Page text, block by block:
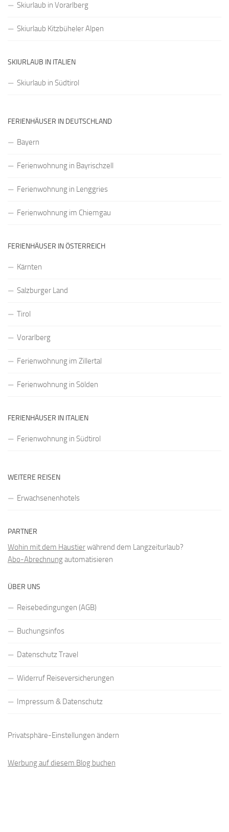
Skiurlaub in Vorarlberg
Skiurlaub Kitzbüheler Alpen
SKIURLAUB IN ITALIEN
Skiurlaub in Südtirol
FERIENHÄUSER IN DEUTSCHLAND
Bayern
Ferienwohnung in Bayrischzell
Ferienwohnung in Lenggries
Ferienwohnung im Chiemgau
FERIENHÄUSER IN ÖSTERREICH
Kärnten
Salzburger Land
Tirol
Vorarlberg
Ferienwohnung im Zillertal
Ferienwohnung in Sölden
FERIENHÄUSER IN ITALIEN
Ferienwohnung in Südtirol
WEITERE REISEN
Erwachsenenhotels
PARTNER
Wohin mit dem Haustierwährend dem Langzeiturlaub?
Abo-Abrechnungautomatisieren
ÜBER UNS
Reisebedingungen (AGB)
Buchungsinfos
Datenschutz Travel
Widerruf Reiseversicherungen
Impressum & Datenschutz
Privatsphäre-Einstellungen ändern
Werbung auf diesem Blog buchen